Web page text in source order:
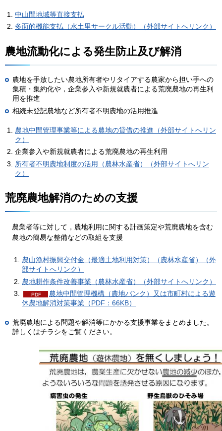
中山間地域等直接支払
多面的機能支払（水土里サークル活動）（外部サイトへリンク）
農地流動化による発生防止及び解消
​​​​​​農地を手放したい農地所有者やリタイアする農家から担い手への
集積・集約化や，企業参入や新規就農者による荒廃農地の再生利
用を推進
相続未登記農地など所有者不明農地の活用推進
農地中間管理事業等による農地の貸借の推進（外部サイトへリン
ク）
企業参入や新規就農者による荒廃農地の再生利用
所有者不明農地制度の活用（農林水産省）（外部サイトへリン
ク）
荒廃農地解消のための支援
農業者等に対して，農地利用に関する計画策定や荒廃農地を含む
農地の簡易な整備などの取組を支援
農山漁村振興交付金（最適土地利用対策）（農林水産省）（外
部サイトへリンク）
農地耕作条件改善事業（農林水産省）（外部サイトへリンク）
農地中間管理機構（農地バンク）又は市町村による遊
休農地解消対策事業（PDF：66KB）
荒廃農地による問題や解消等にかかる支援事業をまとめました。
詳しくはチラシをご覧ください。